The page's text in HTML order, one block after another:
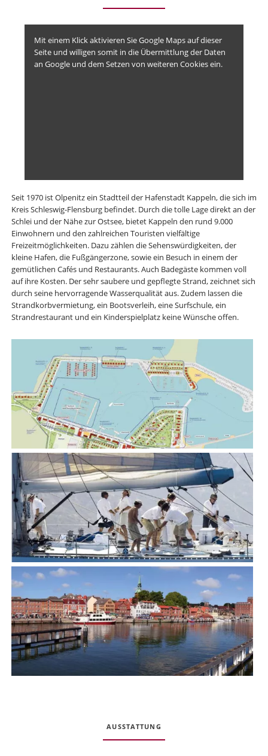
Mit einem Klick aktivieren Sie Google Maps auf dieser
Seite und willigen somit in die Übermittlung der Daten
an Google und dem Setzen von weiteren Cookies ein.
Seit 1970 ist Olpenitz ein Stadtteil der Hafenstadt Kappeln, die sich im
Kreis Schleswig-Flensburg befindet. Durch die tolle Lage direkt an der
Schlei und der Nähe zur Ostsee, bietet Kappeln den rund 9.000
Einwohnern und den zahlreichen Touristen vielfältige
Freizeitmöglichkeiten. Dazu zählen die Sehenswürdigkeiten, der
kleine Hafen, die Fußgängerzone, sowie ein Besuch in einem der
gemütlichen Cafés und Restaurants. Auch Badegäste kommen voll
auf ihre Kosten. Der sehr saubere und gepflegte Strand, zeichnet sich
durch seine hervorragende Wasserqualität aus. Zudem lassen die
Strandkorbvermietung, ein Bootsverleih, eine Surfschule, ein
Strandrestaurant und ein Kinderspielplatz keine Wünsche offen.
AUSSTATTUNG